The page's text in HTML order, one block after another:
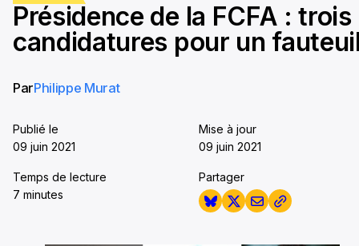
Présidence de la FCFA : trois
candidatures pour un
ParPhilippe Murat
Publié le
09 juin 2021
Mise à jour
09 juin 2021
Temps de lecture
7 minutes
Partager